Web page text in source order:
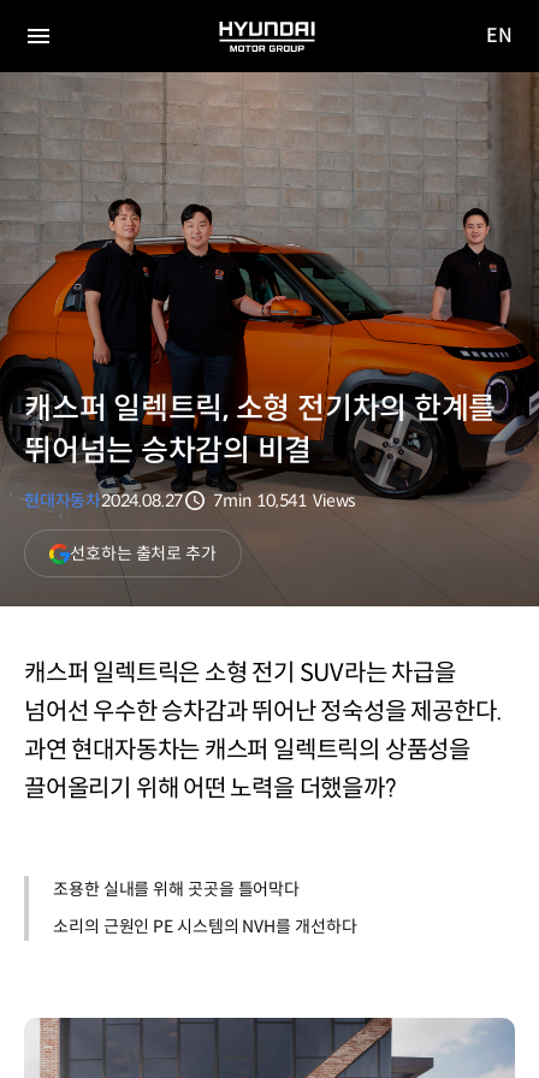
전체
메뉴
HYUNDAI
MOTOR
GROUP
사이
이동
EN
캐스퍼 일렉트릭, 소형 전기차의 한계를
뛰어넘는 승차감의 비결
현대자동차2024.08.27
7min 10,541 Views
선호하는 출처로 추가(새
창
열림)
캐스퍼 일렉트릭은 소형 전기 SUV라는 차급을
넘어선 우수한 승차감과 뛰어난 정숙성을 제공한다.
과연 현대자동차는 캐스퍼 일렉트릭의 상품성을
끌어올리기 위해 어떤 노력을 더했을까?
조용한 실내를 위해 곳곳을 틀어막다
소리의 근원인 PE 시스템의 NVH를 개선하다